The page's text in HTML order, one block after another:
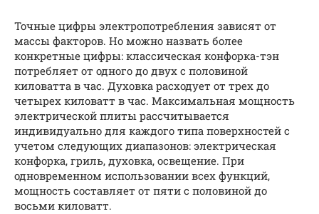
Точные цифры электропотребления зависят от
массы факторов. Но можно назвать более
конкретные цифры: классическая конфорка-тэн
потребляет от одного до двух с половиной
киловатта в час. Духовка расходует от трех до
четырех киловатт в час. Максимальная мощность
электрической плиты рассчитывается
индивидуально для каждого типа поверхностей с
учетом следующих диапазонов: электрическая
конфорка, гриль, духовка, освещение. При
одновременном использовании всех функций,
мощность составляет от пяти с половиной до
восьми киловатт.